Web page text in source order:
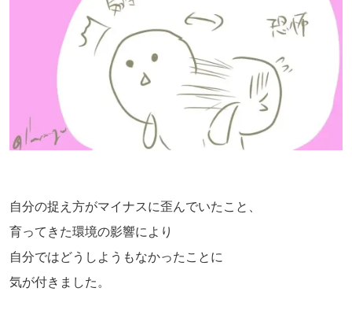
自分の捉え方がマイナスに歪んでいたこと、
育ってきた環境の影響により
自分ではどうしようもなかったことに
気が付きました。